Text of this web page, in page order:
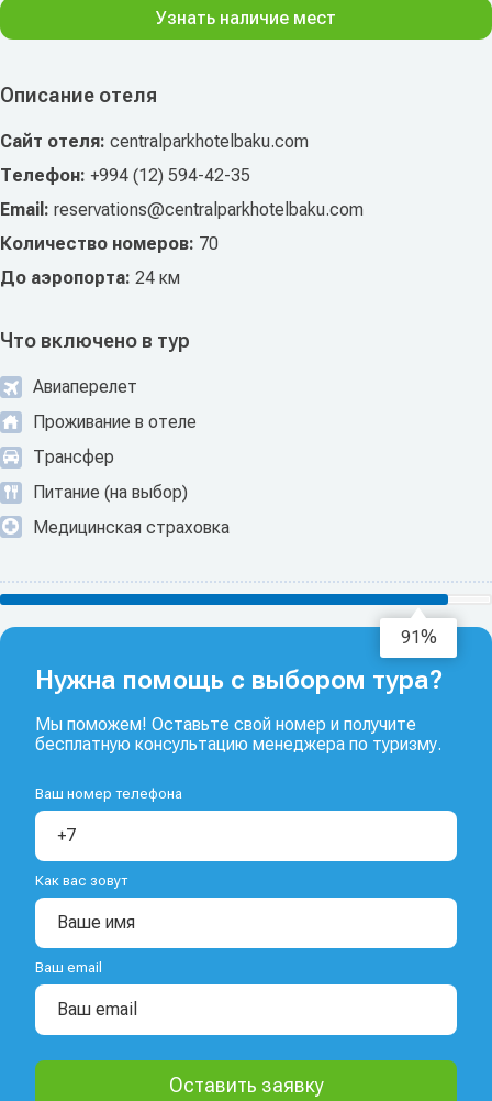
Описание отеля
Сайт отеля: centralparkhotelbaku.com
Телефон: +994 (12) 594-42-35
Email: reservations@centralparkhotelbaku.com
Количество номеров: 70
До аэропорта: 24 км
Что включено в тур
Авиаперелет
Проживание в отеле
Трансфер
Питание (на выбор)
Медицинская страховка
Узнать наличие мест
93%
Нужна помощь с выбором тура?
Мы поможем! Оставьте свой номер и получите
бесплатную консультацию менеджера по туризму.
Ваш номер телефона
Как вас зовут
Ваш email